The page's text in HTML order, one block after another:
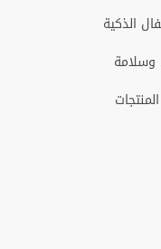
الذكية
وسلامة